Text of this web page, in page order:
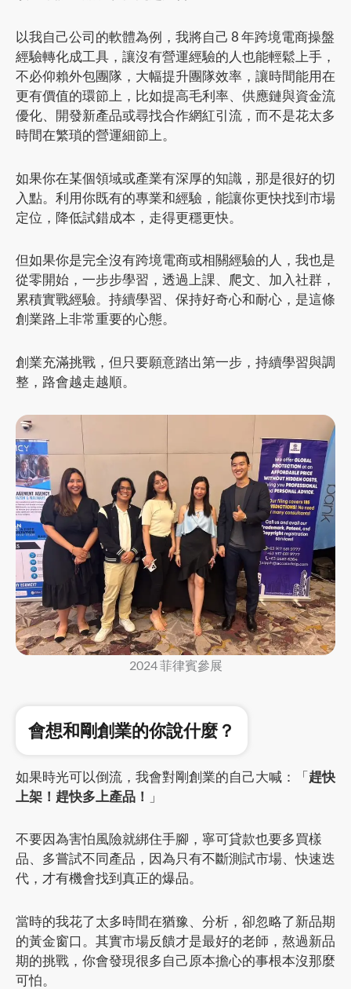
以我自己公司的軟體為例，我將自己 8 年跨境電商操盤
經驗轉化成工具，讓沒有營運經驗的人也能輕鬆上手，
不必仰賴外包團隊，大幅提升團隊效率，讓時間能用在
更有價值的環節上，比如提高毛利率、供應鏈與資金流
優化、開發新產品或尋找合作網紅引流，而不是花太多
時間在繁瑣的營運細節上。
如果你在某個領域或產業有深厚的知識，那是很好的切
入點。利用你既有的專業和經驗，能讓你更快找到市場
定位，降低試錯成本，走得更穩更快。
但如果你是完全沒有跨境電商或相關經驗的人，我也是
從零開始，一步步學習，透過上課、爬文、加入社群，
累積實戰經驗。持續學習、保持好奇心和耐心，是這條
創業路上非常重要的心態。
創業充滿挑戰，但只要願意踏出第一步，持續學習與調
整，路會越走越順。
2024 菲律賓參展
會想和剛創業的你說什麼？
如果時光可以倒流，我會對剛創業的自己大喊：「趕快
上架！趕快多上產品！
」
不要因為害怕風險就綁住手腳，寧可貸款也要多買樣
品、多嘗試不同產品，因為只有不斷測試市場、快速迭
代，才有機會找到真正的爆品。
當時的我花了太多時間在猶豫、分析，卻忽略了新品期
的黃金窗口。其實市場反饋才是最好的老師，熬過新品
期的挑戰，你會發現很多自己原本擔心的事根本沒那麼
可怕。